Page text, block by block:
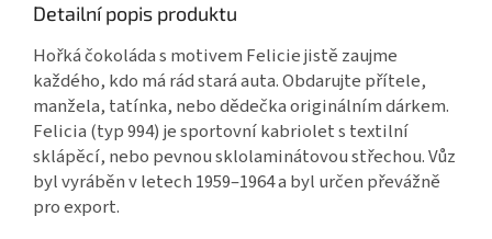
Detailní popis produktu
Hořká čokoláda s motivem Felicie jistě zaujme
každého, kdo má rád stará auta. Obdarujte přítele,
manžela, tatínka, nebo dědečka originálním dárkem.
Felicia (typ 994) je sportovní kabriolet s textilní
sklápěcí, nebo pevnou sklolaminátovou střechou. Vůz
byl vyráběn v letech 1959–1964 a byl určen převážně
pro export.